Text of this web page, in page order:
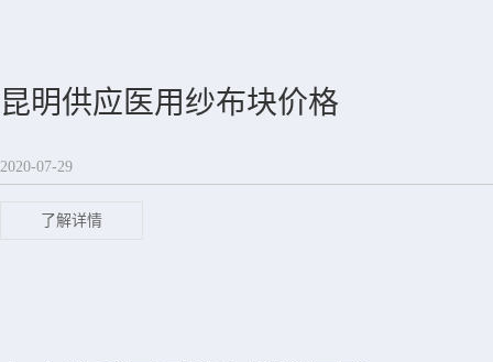
昆明供应医用纱布块价格
2020-07-29
了解详情